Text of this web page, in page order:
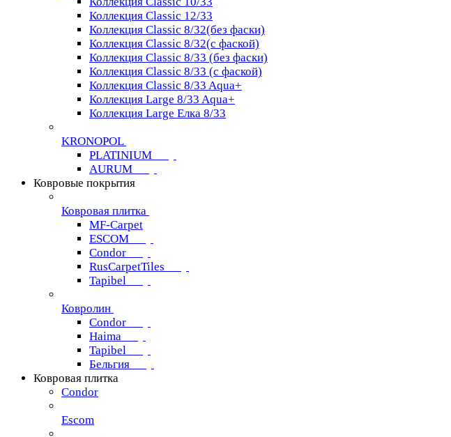
Коллекция Classic 12/33
Коллекция Classic 8/32(без фаски)
Коллекция Classic 8/32(с фаской)
Коллекция Classic 8/33 (без фаски)
Коллекция Classic 8/33 (с фаской)
Коллекция Classic 8/33 Aqua+
Коллекция Large 8/33 Aqua+
Коллекция Large Елка 8/33
KRONOPOL
PLATINIUM
AURUM
Ковровые покрытия
Ковровая плитка
MF-Carpet
ESCOM
Condor
RusCarpetTiles
Tapibel
Ковролин
Condor
Haima
Tapibel
Бельгия
Ковровая плитка
Condor
Escom